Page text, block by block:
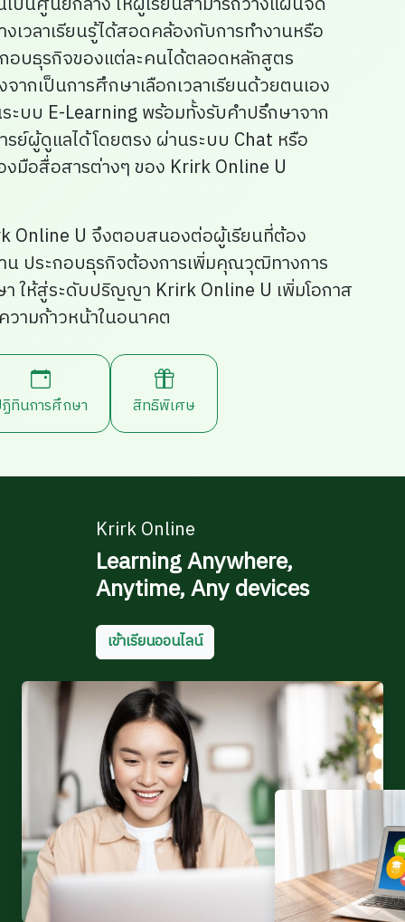
งเวลาเรียนรู้ได้สอดคล้องกับการทำงานหรือ
อบธุรกิจของแต่ละคนได้ตลอดหลักสูตร
จากเป็นการศึกษาเลือกเวลาเรียนด้วยตนเอง
ะบบ E-Learning พร้อมทั้งรับคำปรึกษาจาก
รย์ผู้ดูแลได้โดยตรง ผ่านระบบ Chat หรือ
งมือสื่อสารต่างๆ ของ Krirk Online U
Online U จึงตอบสนองต่อผู้เรียนที่ต้อง
น ประกอบธุรกิจต้องการเพิ่มคุณวุฒิทางการ
ให้สู่ระดับปริญญา Krirk Online U เพิ่มโอกาส
วามก้าวหน้าในอนาคต
ทินการศึกษา สิทธิพิเศษ
Krirk Online
Learning Anywhere,
Anytime, Any devices
เข้าเรียนออนไลน์